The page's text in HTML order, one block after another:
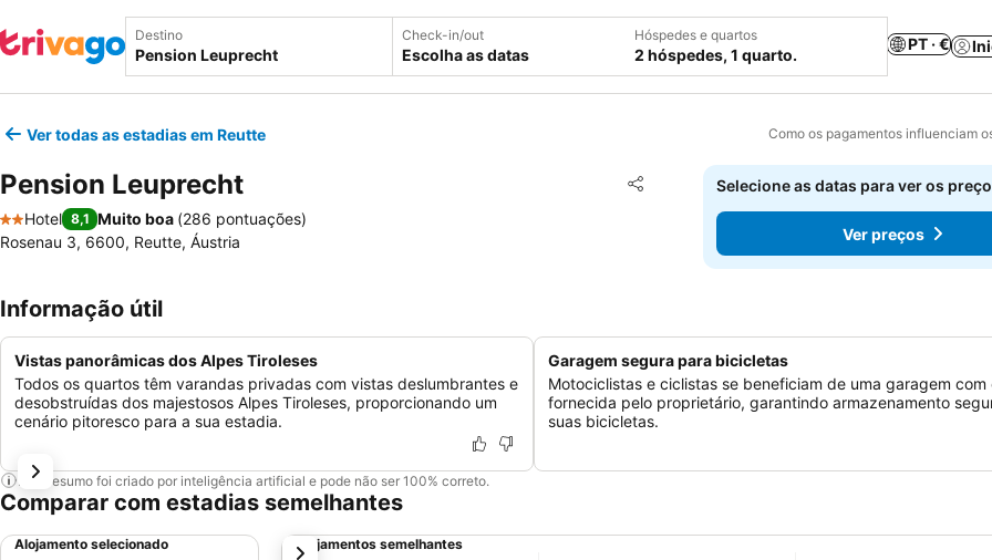
Destino Check-in/out
Escolha as datas
Hóspedes e quartos
2 hóspedes, 1 quarto.
PT · €
Ver todas as estadias em Reutte Como os pagamentos influenciam
Pension Leuprecht Partilhar
Adicionar aos favoritos
2 Estrelas
Hotel 8,1 Muito boa (286 pontuações)
Rosenau 3, 6600, Reutte, Áustria
Selecione as datas para ver os
Ver preços
Informação útil
Vistas panorâmicas dos Alpes Tiroleses
Todos os quartos têm varandas privadas com vistas deslumbrantes e
desobstruídas dos majestosos Alpes Tiroleses, proporcionando um
cenário pitoresco para a sua estadia.
Garagem segura para bicicletas
Motociclistas e ciclistas se beneficiam de uma garagem com
fornecida pelo proprietário, garantindo armazenamento
suas bicicletas.
Este resumo foi criado por inteligência artificial e pode não ser 100% correto.
Comparar com estadias semelhantes
Alojamento selecionado Alojamentos semelhantes
próximo